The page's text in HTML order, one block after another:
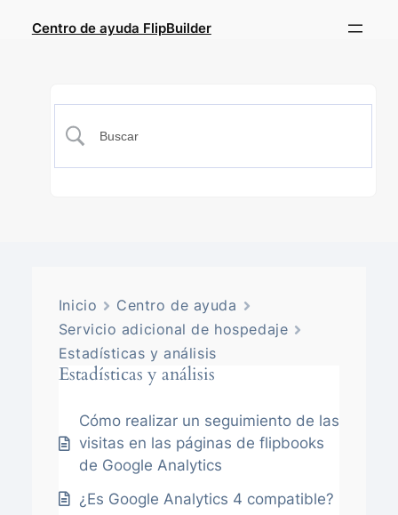
Centro de ayuda FlipBuilder
Inicio
Centro de ayuda
Servicio adicional de hospedaje
Estadísticas y análisis
Estadísticas y análisis
Cómo realizar un seguimiento de las
visitas en las páginas de flipbooks
de Google Analytics
¿Es Google Analytics 4 compatible?